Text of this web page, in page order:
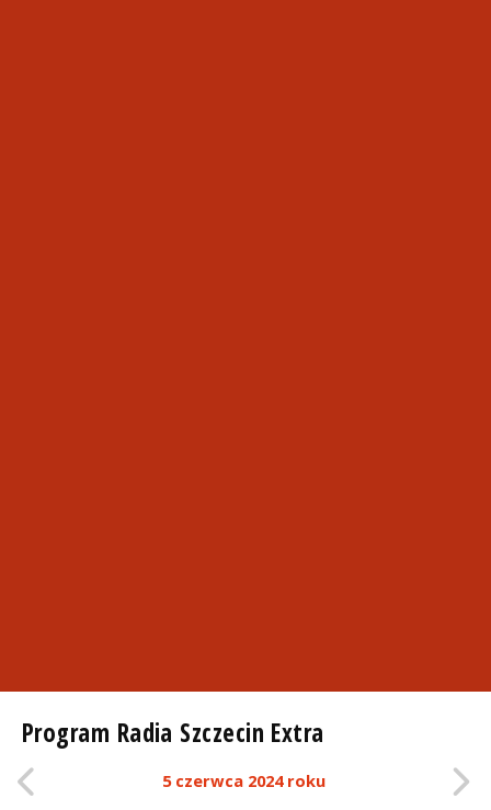
Program Radia Szczecin Extra
5 czerwca 2024 roku